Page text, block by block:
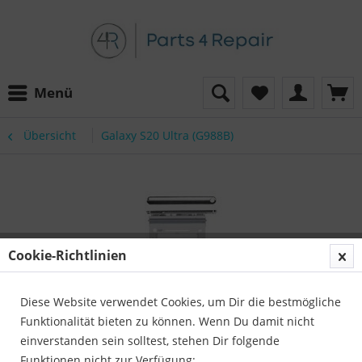
Menü
Übersicht Galaxy S20 Ultra (G988B)
Cookie-Richtlinien
Diese Website verwendet Cookies, um Dir die bestmögliche
Funktionalität bieten zu können. Wenn Du damit nicht
einverstanden sein solltest, stehen Dir folgende